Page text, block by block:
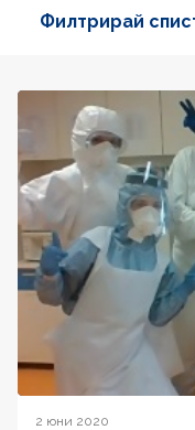
Филтрирай
2 юни 2020